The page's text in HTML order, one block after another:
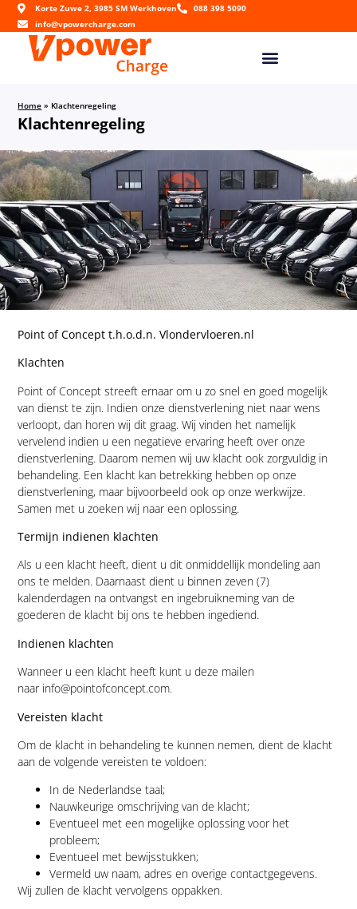
Korte Zuwe 2, 3985 SM Werkhoven
088 398 5090
info@vpowercharge.com
Home » Klachtenregeling
Klachtenregeling
Point of Concept t.h.o.d.n. Vlondervloeren.nl
Klachten
Point of Concept streeft ernaar om u zo snel en goed mogelijk
van dienst te zijn. Indien onze dienstverlening niet naar wens
verloopt, dan horen wij dit graag. Wij vinden het namelijk
vervelend indien u een negatieve ervaring heeft over onze
dienstverlening. Daarom nemen wij uw klacht ook zorgvuldig in
behandeling. Een klacht kan betrekking hebben op onze
dienstverlening, maar bijvoorbeeld ook op onze werkwijze.
Samen met u zoeken wij naar een oplossing.
Termijn indienen klachten
Als u een klacht heeft, dient u dit onmiddellijk mondeling aan
ons te melden. Daarnaast dient u binnen zeven (7)
kalenderdagen na ontvangst en ingebruikneming van de
goederen de klacht bij ons te hebben ingediend.
Indienen klachten
Wanneer u een klacht heeft kunt u deze mailen
naar info@pointofconcept.com.
Vereisten klacht
Om de klacht in behandeling te kunnen nemen, dient de klacht
aan de volgende vereisten te voldoen:
In de Nederlandse taal;
Nauwkeurige omschrijving van de klacht;
Eventueel met een mogelijke oplossing voor het
probleem;
Eventueel met bewijsstukken;
Vermeld uw naam, adres en overige contactgegevens.
Wij zullen de klacht vervolgens oppakken.